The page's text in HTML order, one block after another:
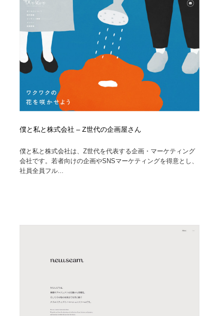
僕と私と株式会社 – Z世代の企画屋さん
僕と私と株式会社は、Z世代を代表する企画・マーケティング
会社です。若者向けの企画やSNSマーケティングを得意とし、
社員全員フル...